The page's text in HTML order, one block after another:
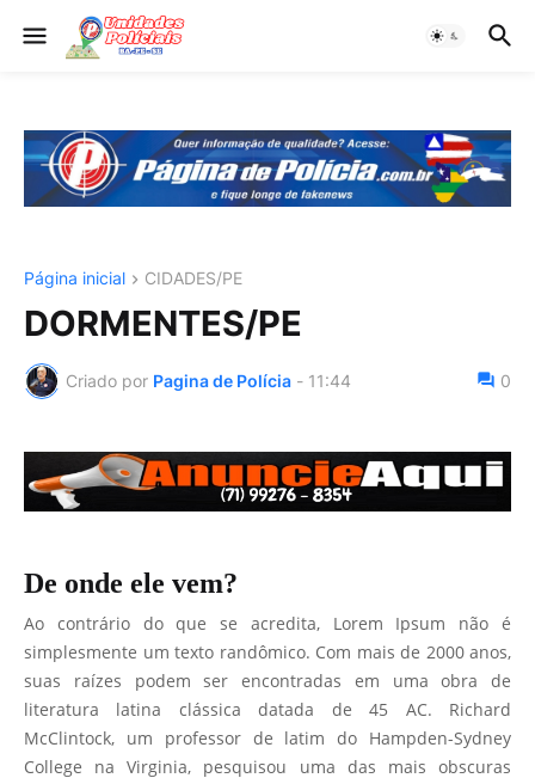
Página inicial CIDADES/PE
DORMENTES/PE
Criado por Pagina de Polícia - 11:44 0
De onde ele vem?
Ao contrário do que se acredita, Lorem Ipsum não é
simplesmente um texto randômico. Com mais de 2000 anos,
suas raízes podem ser encontradas em uma obra de
literatura latina clássica datada de 45 AC. Richard
McClintock, um professor de latim do Hampden-Sydney
College na Virginia, pesquisou uma das mais obscuras